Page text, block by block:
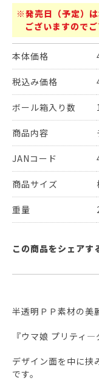
※発売日（予定）
ございますのでご
本体価格
税込み価格
ボール箱入り数
商品内容
JANコード
商品サイズ
重量
この商品をシェアす
半透明ＰＰ素材の美
『ウマ娘 プリティ―
デザイン面を中に挟
です。